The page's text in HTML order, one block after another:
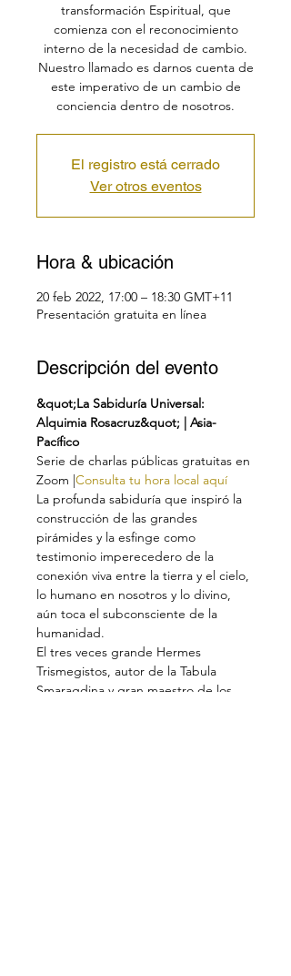
transformación Espiritual, que
comienza con el reconocimiento
interno de la necesidad de cambio.
Nuestro llamado es darnos cuenta de
este imperativo de un cambio de
conciencia dentro de nosotros.
El registro está cerrado
Ver otros eventos
Hora & ubicación
20 feb 2022, 17:00 – 18:30 GMT+11
Presentación gratuita en línea
Descripción del evento
&quot;La Sabiduría Universal:
Alquimia Rosacruz&quot; | Asia-
Pacífico
Serie de charlas públicas gratuitas en
Zoom |Consulta tu hora local aquí
La profunda sabiduría que inspiró la
construcción de las grandes
pirámides y la esfinge como
testimonio imperecedero de la
conexión viva entre la tierra y el cielo,
lo humano en nosotros y lo divino,
aún toca el subconsciente de la
humanidad.
El tres veces grande Hermes
Trismegistos, autor de la Tabula
Smaragdina y gran maestro de los